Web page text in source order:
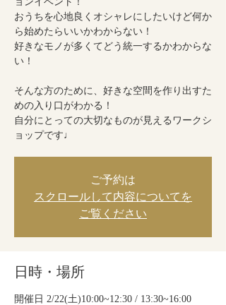
おうちを心地良くオシャレにしたいけど何か
ら始めたらいいかわからない！
好きなモノが多くてどう統一するかわからな
い！
そんな方のために、好きな空間を作り出すた
めの入り口がわかる！
自分にとっての大切なものが見えるワークシ
ご予約は
スクロールして内容についてを
ご覧ください
日時・場所
開催日 2/22(土)10:00~12:30 / 13:30~16:00